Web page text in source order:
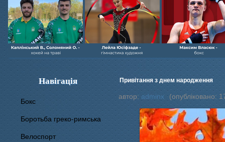
Навігація
Бокс
Боротьба греко-римська
Велоспорт
Привітання з днем народження
автор: adminx (опубліковано: